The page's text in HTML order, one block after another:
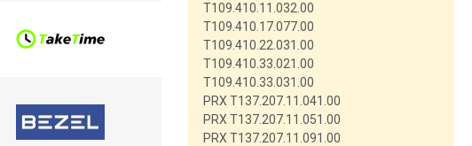
T109.410.11.032.00
T109.410.17.077.00
T109.410.22.031.00
T109.410.33.021.00
T109.410.33.031.00
PRX T137.207.11.041.00
PRX T137.207.11.051.00
PRX T137.207.11.091.00